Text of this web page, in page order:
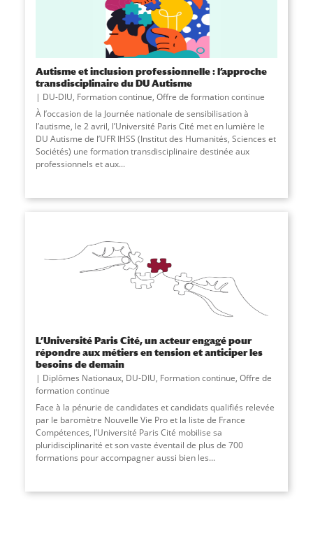
Autisme et inclusion professionnelle : l’approche
transdisciplinaire du DU Autisme
DU-DIU, Formation continue, Offre de formation continue
À l’occasion de la Journée nationale de sensibilisation à
l’autisme, le 2 avril, l’Université Paris Cité met en lumière le
DU Autisme de l’UFR IHSS (Institut des Humanités, Sciences et
Sociétés) une formation transdisciplinaire destinée aux
professionnels et aux...
L’Université Paris Cité, un acteur engagé pour
répondre aux métiers en tension et anticiper les
besoins de demain
Diplômes Nationaux, DU-DIU, Formation continue, Offre de
formation continue
Face à la pénurie de candidates et candidats qualifiés relevée
par le baromètre Nouvelle Vie Pro et la liste de France
Compétences, l’Université Paris Cité mobilise sa
pluridisciplinarité et son vaste éventail de plus de 700
formations pour accompagner aussi bien les...